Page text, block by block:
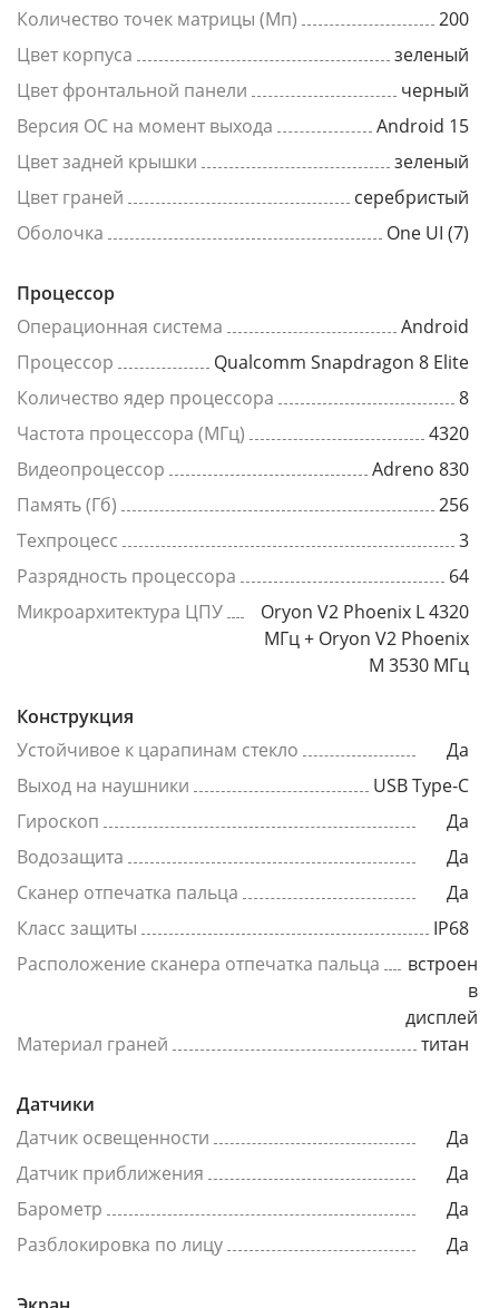
Количество точек матрицы (Мп)
200
Цвет корпуса
зеленый
Цвет фронтальной панели
черный
Версия ОС на момент выхода
Android 15
Цвет задней крышки
зеленый
Цвет граней
серебристый
Оболочка
One UI (7)
Процессор
Операционная система
Android
Процессор
Qualcomm Snapdragon 8 Elite
Количество ядер процессора
8
Частота процессора (МГц)
4320
Видеопроцессор
Adreno 830
Память (Гб)
256
Техпроцесс
3
Разрядность процессора
64
Микроархитектура ЦПУ
Oryon V2 Phoenix L 4320
МГц + Oryon V2 Phoenix
M 3530 МГц
Конструкция
Устойчивое к царапинам стекло
Да
Выход на наушники
USB Type-C
Гироскоп
Да
Водозащита
Да
Сканер отпечатка пальца
Да
Класс защиты
IP68
Расположение сканера отпечатка пальца
встроен
в
дисплей
Материал граней
титан
Датчики
Датчик освещенности
Да
Датчик приближения
Да
Барометр
Да
Разблокировка по лицу
Да